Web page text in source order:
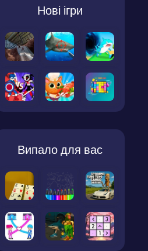
Нові ігри
Випало для вас